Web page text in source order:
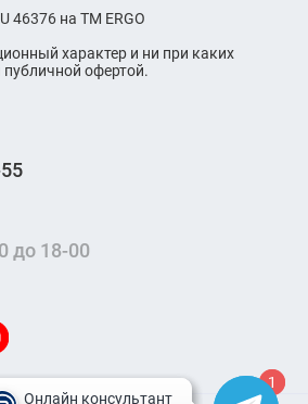
46376 на ТМ ERGO
характер и ни при каких
публичной офертой.
до 18-00
1
1